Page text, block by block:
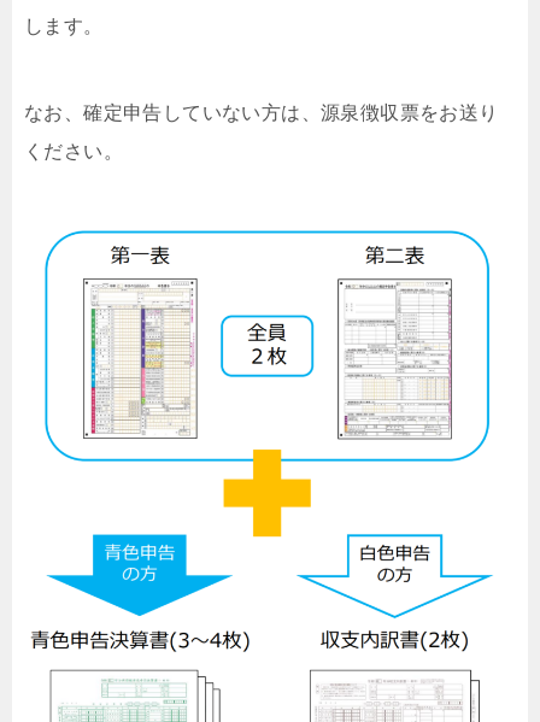
します。
なお、確定申告していない方は、源泉徴収票をお送り
ください。